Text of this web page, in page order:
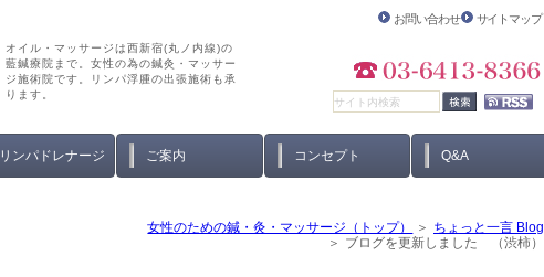
オイル・マッサージは西新宿(丸ノ内線)の
藍鍼療院まで。女性の為の鍼灸・マッサー
ジ施術院です。リンパ浮腫の出張施術も承
ります。
お問い合わせ サイトマップ
リンパドレナージ ご案内 コンセプト Q&A
女性のための鍼・灸・マッサージ（トップ）
ちょっと一言 Blog
ブログを更新しました （渋柿）